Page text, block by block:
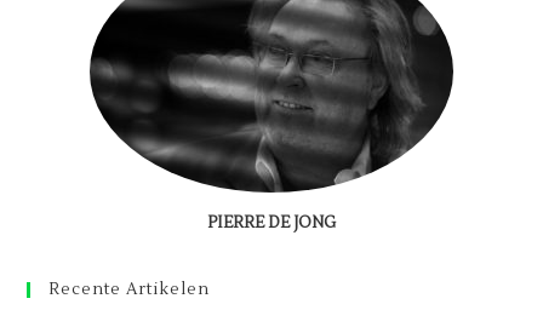
PIERRE DE JONG
Recente Artikelen